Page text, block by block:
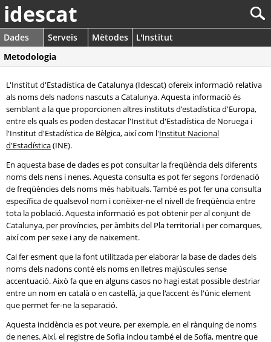
idescat
Dades Serveis Mètodes
L'Institut
Metodologia
L'Institut d'Estadística de Catalunya (Idescat) ofereix informació relativa
als noms dels nadons nascuts a Catalunya. Aquesta informació és
semblant a la que proporcionen altres instituts d'estadística d'Europa,
entre els quals es poden destacar l'Institut d'Estadística de Noruega i
l'Institut d'Estadística de Bèlgica, així com l'Institut Nacional
d'Estadística(INE).
En aquesta base de dades es pot consultar la freqüència dels diferents
noms dels nens i nenes. Aquesta consulta es pot fer segons l'ordenació
de freqüències dels noms més habituals. També es pot fer una consulta
específica de qualsevol nom i conèixer-ne el nivell de freqüència entre
tota la població. Aquesta informació es pot obtenir per al conjunt de
Catalunya, per províncies, per àmbits del Pla territorial i per comarques,
així com per sexe i any de naixement.
Cal fer esment que la font utilitzada per elaborar la base de dades dels
noms dels nadons conté els noms en lletres majúscules sense
accentuació. Això fa que en alguns casos no hagi estat possible destriar
entre un nom en català o en castellà, ja que l'accent és l'únic element
que permet fer-ne la separació.
Aquesta incidència es pot veure, per exemple, en el rànquing de noms
de nenes. Així, el registre de Sofia inclou també el de Sofía, mentre que